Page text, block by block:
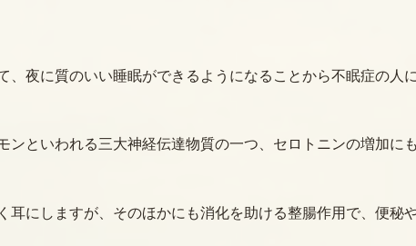
夜に質のいい睡眠ができるようになることから不眠症の人
といわれる三大神経伝達物質の一つ、セロトニンの増加に
にしますが、そのほかにも消化を助ける整腸作用で、便秘